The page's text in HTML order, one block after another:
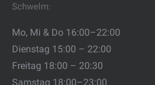
Schwelm:
Mo, Mi & Do 16:00–22:00
Dienstag 15:00 – 22:00
Freitag 18:00 – 20:30
Samstag 18:00–23:00